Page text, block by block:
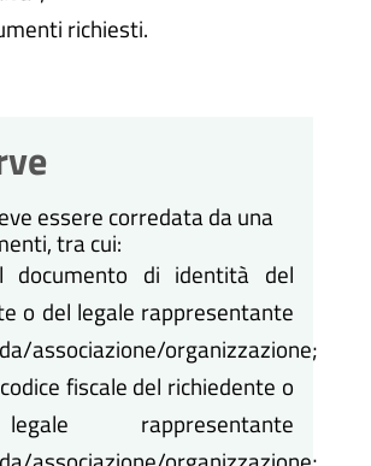
richiesti.
essere corredata da una
tra cui:
documento di identità del
o del legale rappresentante
associazione/organizzazione;
fiscale del richiedente o
rappresentante